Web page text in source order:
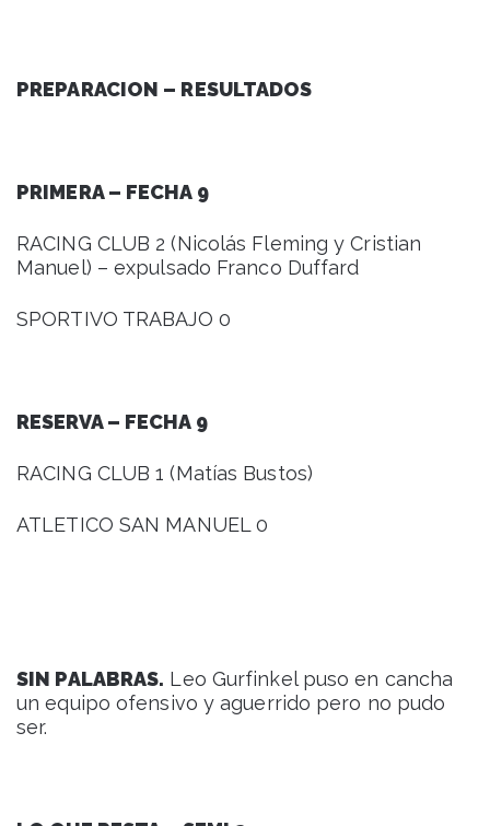
PREPARACION – RESULTADOS
PRIMERA – FECHA 9
RACING CLUB 2 (Nicolás Fleming y Cristian
Manuel) – expulsado Franco Duffard
SPORTIVO TRABAJO 0
RESERVA – FECHA 9
RACING CLUB 1 (Matías Bustos)
ATLETICO SAN MANUEL 0
SIN PALABRAS. Leo Gurfinkel puso en cancha
un equipo ofensivo y aguerrido pero no pudo
ser.